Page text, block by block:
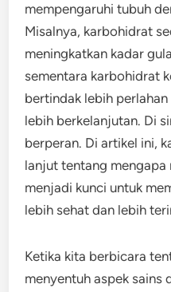
mempengaruhi tubuh
Misalnya, karbohidrat
meningkatkan kadar
sementara karbohidrat
bertindak lebih
lebih berkelanjutan. Di
berperan. Di artikel ini,
lanjut tentang
menjadi kunci untuk
lebih sehat dan lebih
Ketika kita berbicara
menyentuh aspek sains